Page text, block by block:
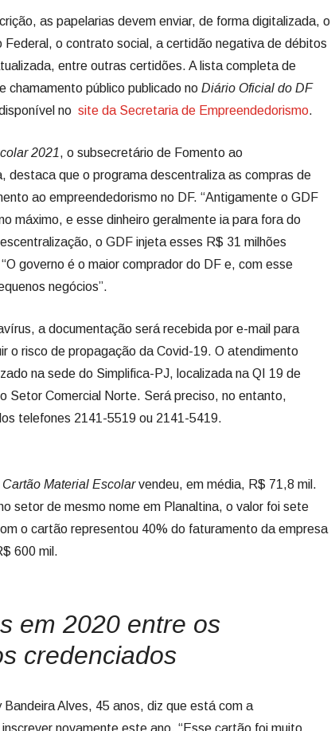
as papelarias devem enviar, de forma digitalizada, o
o contrato social, a certidão negativa de débitos
entre outras certidões. A lista completa de
chamamento público publicado no Diário Oficial do DF
no site da Secretaria de Empreendedorismo.
2021, o subsecretário de Fomento ao
destaca que o programa descentraliza as compras de
ao empreendedorismo no DF. “Antigamente o GDF
máximo, e esse dinheiro geralmente ia para fora do
o GDF injeta esses R$ 31 milhões
governo é o maior comprador do DF e, com esse
negócios”.
a documentação será recebida por e-mail para
o risco de propagação da Covid-19. O atendimento
na sede do Simplifica-PJ, localizada na QI 19 de
Setor Comercial Norte. Será preciso, no entanto,
telefones 2141-5519 ou 2141-5419.
Cartão Material Escolarvendeu, em média, R$ 71,8 mil.
setor de mesmo nome em Planaltina, o valor foi sete
o cartão representou 40% do faturamento da empresa
600 mil.
em 2020 entre os
credenciados
Alves, 45 anos, diz que está com a
novamente este ano. “Esse cartão foi muito